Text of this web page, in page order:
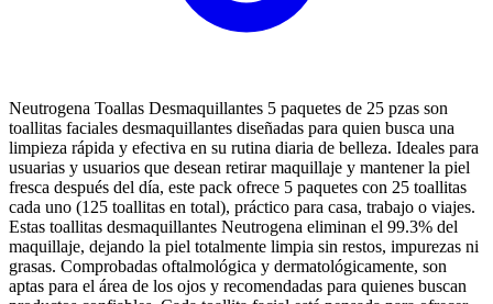
Neutrogena Toallas Desmaquillantes 5 paquetes de 25 pzas son
toallitas faciales desmaquillantes diseñadas para quien busca una
limpieza rápida y efectiva en su rutina diaria de belleza. Ideales para
usuarias y usuarios que desean retirar maquillaje y mantener la piel
fresca después del día, este pack ofrece 5 paquetes con 25 toallitas
cada uno (125 toallitas en total), práctico para casa, trabajo o viajes.
Estas toallitas desmaquillantes Neutrogena eliminan el 99.3% del
maquillaje, dejando la piel totalmente limpia sin restos, impurezas ni
grasas. Comprobadas oftalmológica y dermatológicamente, son
aptas para el área de los ojos y recomendadas para quienes buscan